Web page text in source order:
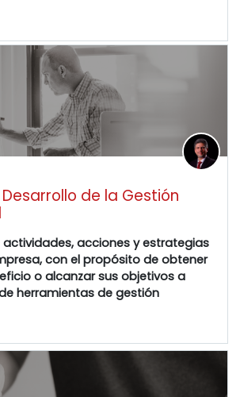
de la Gestión
actividades, acciones y estrategias
con el propósito de obtener
o alcanzar sus objetivos a
herramientas de gestión